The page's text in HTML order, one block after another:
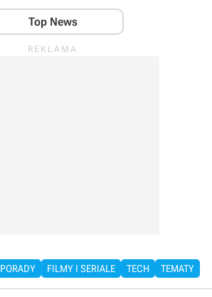
Top News
PORADY FILMY I SERIALE TECH TEMATY